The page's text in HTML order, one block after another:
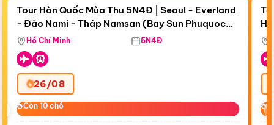
Còn18 ngày 14:55:13
Bay Sun Phuquoc Airways
Tour Hàn Quốc Mùa Thu 5N4Đ | Seoul - Everland
- Đảo Nami - Tháp Namsan (Bay Sun Phuquoc
Airways)
Hồ Chí Minh 5N4Đ
26/08
Còn 10 chỗ
Còn 10 chỗ